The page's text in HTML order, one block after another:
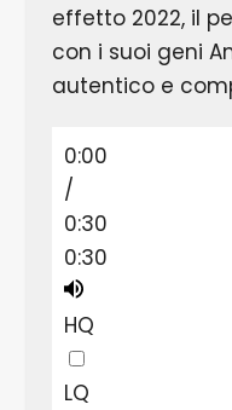
effetto 2022, il
con i suoi geni
autentico e
0:00
/
0:30
0:30
HQ
LQ